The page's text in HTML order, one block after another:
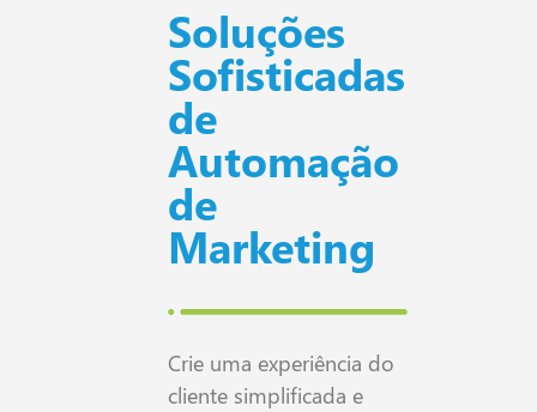
Soluções
Sofisticadas
de
Automação
de
Marketing
Crie uma experiência do
cliente simplificada e